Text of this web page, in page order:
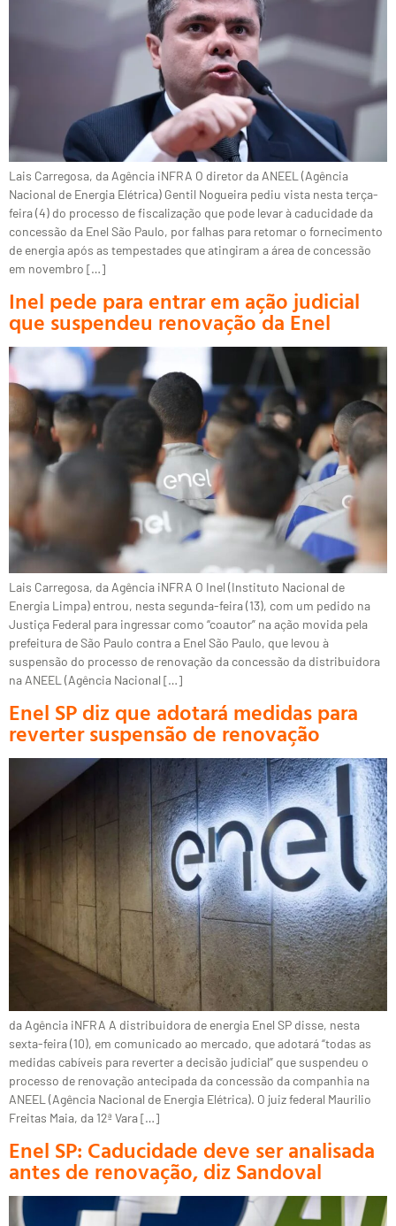
Lais Carregosa, da Agência iNFRA O diretor da ANEEL (Agência
Nacional de Energia Elétrica) Gentil Nogueira pediu vista nesta terça-
feira (4) do processo de fiscalização que pode levar à caducidade da
concessão da Enel São Paulo, por falhas para retomar o fornecimento
de energia após as tempestades que atingiram a área de concessão
em novembro […]
Inel pede para entrar em ação judicial
que suspendeu renovação da Enel
Lais Carregosa, da Agência iNFRA O Inel (Instituto Nacional de
Energia Limpa) entrou, nesta segunda-feira (13), com um pedido na
Justiça Federal para ingressar como “coautor” na ação movida pela
prefeitura de São Paulo contra a Enel São Paulo, que levou à
suspensão do processo de renovação da concessão da distribuidora
na ANEEL (Agência Nacional […]
Enel SP diz que adotará medidas para
reverter suspensão de renovação
da Agência iNFRA A distribuidora de energia Enel SP disse, nesta
sexta-feira (10), em comunicado ao mercado, que adotará “todas as
medidas cabíveis para reverter a decisão judicial” que suspendeu o
processo de renovação antecipada da concessão da companhia na
ANEEL (Agência Nacional de Energia Elétrica). O juiz federal Maurilio
Freitas Maia, da 12ª Vara […]
Enel SP: Caducidade deve ser analisada
antes de renovação, diz Sandoval